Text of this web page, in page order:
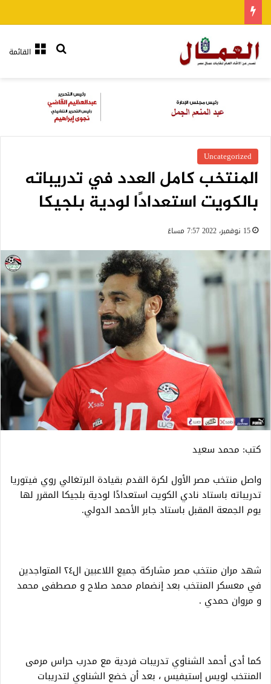
القائمةبحث عن
Uncategorized
المنتخب كامل العدد في تدريباته
بالكويت استعدادًا لودية بلجيكا
15 نوفمبر، 2022 7:57 مساءً
كتب: محمد سعيد
واصل منتخب مصر الأول لكرة القدم بقيادة البرتغالي روي فيتوريا
تدريباته باستاد نادي الكويت استعدادًا لودية بلجيكا المقرر لها
يوم الجمعة المقبل باستاد جابر الأحمد الدولي.
شهد مران منتخب مصر مشاركة جميع اللاعبين ال٢٤ المتواجدين
في معسكر المنتخب بعد إنضمام محمد صلاح و مصطفى محمد
و مروان حمدي .
كما أدى أحمد الشناوي تدريبات فردية مع مدرب حراس مرمى
المنتخب لويس إستيفيس ، بعد أن خضع الشناوي لتدريبات